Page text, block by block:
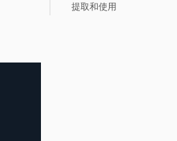
提取和使用